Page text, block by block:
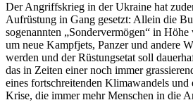
Der Angriffskrieg in der Ukraine hat
Aufrüstung in Gang gesetzt: Allein die
sogenannten „Sondervermögen“ in
um neue Kampfjets, Panzer und andere
werden und der Rüstungsetat soll
das in Zeiten einer noch immer
eines fortschreitenden Klimawandels und
Krise, die immer mehr Menschen in die